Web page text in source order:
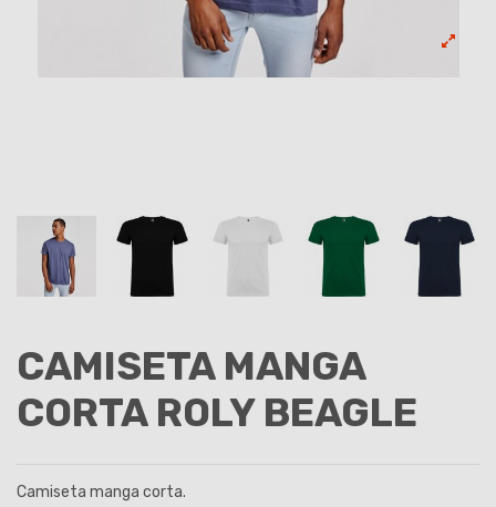
CAMISETA MANGA
CORTA ROLY BEAGLE
Camiseta manga corta.